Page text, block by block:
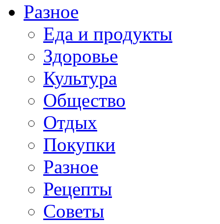
Разное
Еда и продукты
Здоровье
Культура
Общество
Отдых
Покупки
Разное
Рецепты
Советы